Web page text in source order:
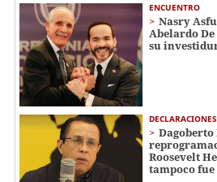
ENCUENTRO
Nasry
Abelardo
su
DECLARACIONES
Dagoberto
Roosevelt
tampoco